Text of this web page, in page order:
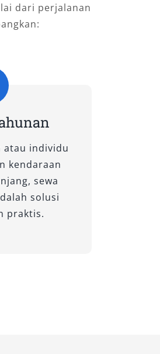
dari perjalanan
atau individu
kendaraan
sewa
solusi
praktis.